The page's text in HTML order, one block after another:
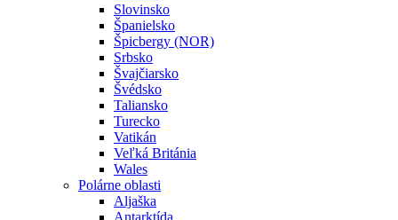
Slovinsko
Španielsko
Špicbergy (NOR)
Srbsko
Švajčiarsko
Švédsko
Taliansko
Turecko
Vatikán
Veľká Británia
Wales
Polárne oblasti
Aljaška
Antarktída